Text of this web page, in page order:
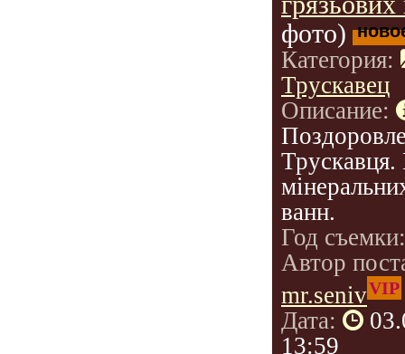
фото)
Категория:
Трускавец
Описание:
Трускавця.
ванн.
Год
Автор
mr.senivVIP
Дата:
13:59